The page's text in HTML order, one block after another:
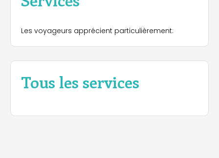
Les voyageurs apprécient particulièrement:
Tous les services